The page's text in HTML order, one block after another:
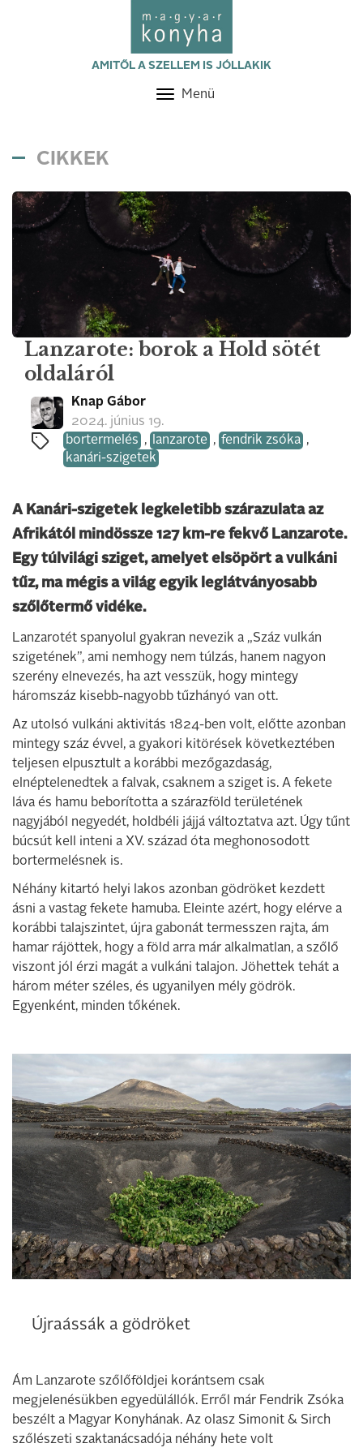
AMITŐL A SZELLEM IS JÓLLAKIK
Toggle
Menü
CIKKEK
Lanzarote: borok a Hold sötét
oldaláról
Knap Gábor
2024. június 19.
bortermelés , lanzarote , fendrik zsóka ,
kanári-szigetek
A Kanári-szigetek legkeletibb szárazulata az
Afrikától mindössze 127 km-re fekvő Lanzarote.
Egy túlvilági sziget, amelyet elsöpört a vulkáni
tűz, ma mégis a világ egyik leglátványosabb
szőlőtermő vidéke.
Lanzarotét spanyolul gyakran nevezik a „Száz vulkán
szigetének”, ami nemhogy nem túlzás, hanem nagyon
szerény elnevezés, ha azt vesszük, hogy mintegy
háromszáz kisebb-nagyobb tűzhányó van ott.
Az utolsó vulkáni aktivitás 1824-ben volt, előtte azonban
mintegy száz évvel, a gyakori kitörések következtében
teljesen elpusztult a korábbi mezőgazdaság,
elnéptelenedtek a falvak, csaknem a sziget is. A fekete
láva és hamu beborította a szárazföld területének
nagyjából negyedét, holdbéli jájjá változtatva azt. Úgy tűnt
búcsút kell inteni a XV. század óta meghonosodott
bortermelésnek is.
Néhány kitartó helyi lakos azonban gödröket kezdett
ásni a vastag fekete hamuba. Eleinte azért, hogy elérve a
korábbi talajszintet, újra gabonát termesszen rajta, ám
hamar rájöttek, hogy a föld arra már alkalmatlan, a szőlő
viszont jól érzi magát a vulkáni talajon. Jöhettek tehát a
három méter széles, és ugyanilyen mély gödrök.
Egyenként, minden tőkének.
Újraássák a gödröket
Ám Lanzarote szőlőföldjei korántsem csak
megjelenésükben egyedülállók. Erről már Fendrik Zsóka
beszélt a Magyar Konyhának. Az olasz Simonit & Sirch
szőlészeti szaktanácsadója néhány hete volt